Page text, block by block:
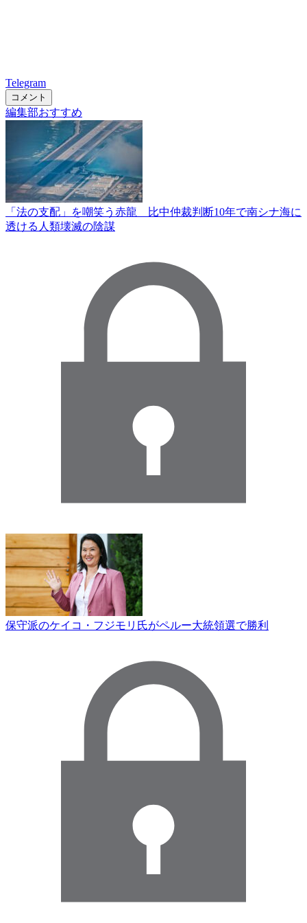
Telegram
コメント
編集部おすすめ
「法の支配」を嘲笑う赤龍 比中仲裁判断10年で南シナ海に
透ける人類壊滅の陰謀
保守派のケイコ・フジモリ氏がペルー大統領選で勝利